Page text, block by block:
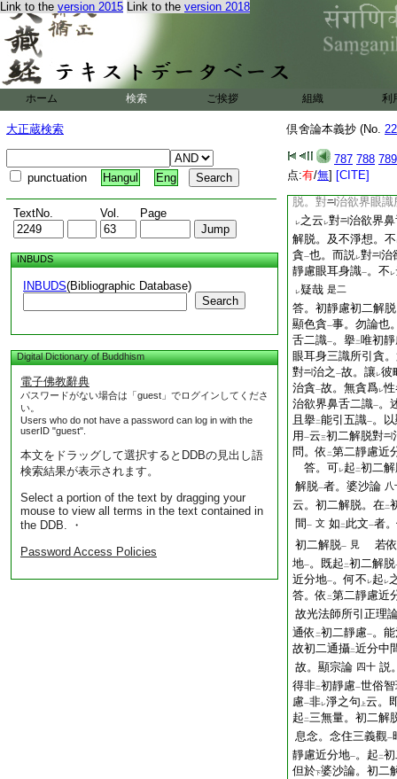
Link to the version 2015 Link to the version 2018
ホーム 検索 ご挨拶 組織 利
大正蔵検索
punctuation Hangul Eng
TextNo. Vol. Page
INBUDS
INBUDS(Bibliographic Database)
Search
Digital Dictionary of Buddhism
電子佛教辭典
パスワードがない場合は「guest」でログインしてくださ
い。
Users who do not have a password can log in with the
userID "guest".
本文をドラッグして選択するとDDBの見出し語
検索結果が表示されます。
Select a portion of the text by dragging your
mouse to view all terms in the text contained in
the DDB. ・
Password Access Policies
倶舍論本義抄 (No.
787 788 789
点:有/無] [CITE]
故之亦言。此旨
者。婆沙抄定
界初靜慮中識身所
中解脱對
治欲界
婆沙論意 故。更不
重難云。勘二 婆沙論
慮中初二解脱。及
。第二靜慮初二
慮眼耳身識
文
脱。對
治欲界眼識
レ之云 レ對
治欲界
解脱。及不淨想。不
貪一也。而説レ對
治
靜慮眼耳身識一。不 レ
レ疑哉 是二
答。初靜慮初二解
顯色貪一事。勿論也
舌二識一。擧二唯初
眼耳身三識所引貪
對
治之 一故。讓レ彼
治貪一故。無貪爲レ
治欲界⿐舌二識一。
且擧二能引五識一。
用 一云三初二解脱對
問。依 二第二靜慮近
答。可レ起 二初二
解脱一者。婆沙論 八
云。初二解脱。在二
間 一 文 如 二 此文一者
初二解脱一 見
若依
地一。既起 二初二解脱
近分地一。何不 レ起 レ
答。依 二第二靜慮近
故光法師所引正理
通依 二初二靜慮一。
故初二通攝二近分中
故。顯宗論 四十 説
得非二初靜慮一世俗
慮一非レ淨之句 上云。
起 二三無量。初二解
息念。念住三義觀一
靜慮近分地一。起 二
但於下婆沙論。初二